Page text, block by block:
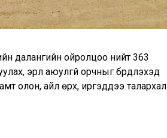
далангийн ойролцоо нийт 363
эрүүл аюулгүй орчныг бүрдүүлэхэд
олон, айл өрх, иргэддээ талархал